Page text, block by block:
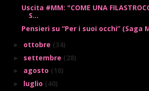
Uscita #MM: "COME UNA
S...
Pensieri su “Per i suoi occhi” (Saga
► ottobre (34)
► settembre (28)
► agosto (16)
► luglio (40)